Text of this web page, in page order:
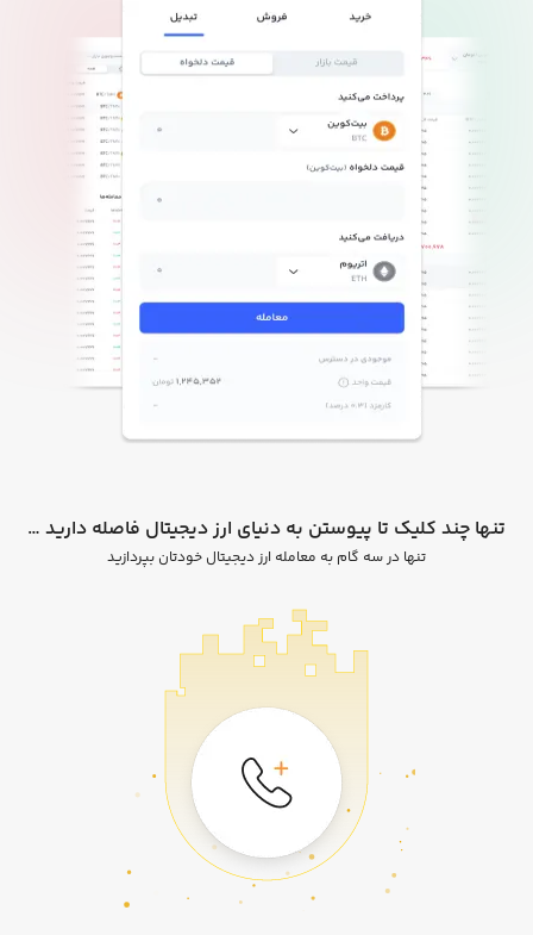
تنها چند کلیک تا پیوستن به دنیای ارز دیجیتال فاصله دارید …
تنها در سه گام به معامله ارز دیجیتال خودتان بپردازید